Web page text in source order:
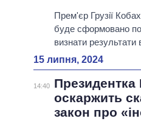
Прем'єр Грузії
буде сформовано
визнати результати
15 липня, 2024
14:40
Президентка
оскаржить
закон про